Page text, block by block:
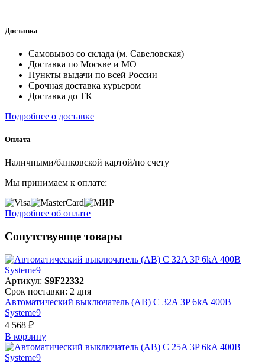
Доставка
Самовывоз со склада (м. Савеловская)
Доставка по Москве и МО
Пункты выдачи по всей России
Срочная доставка курьером
Доставка до ТК
Подробнее о доставке
Оплата
Наличными/банковской картой/по счету
Мы принимаем к оплате:
Подробнее об оплате
Сопутствующе товары
Артикул: S9F22332
Срок поставки: 2 дня
Автоматический выключатель (АВ) C 32A 3P 6kA 400В
Systeme9
4 568 ₽
В корзинy